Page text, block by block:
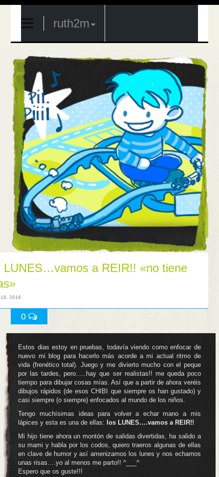
ruth2m
LUNES…vamos a REIR!! «no tiene
2016
0
Estos dias estoy en pruebas, todavía viendo como enfocar de
nuevo mi blog para hacerlo más acorde a mi actual ritmo de
vida (frenético total). Juego y me divierto mucho con el peque
por las tardes, pero…..hay que ser realistas!! me queda poco
tiempo para dibujar cosas mías. Así que a partir de ahora veréis
dibujos rápidos (de esos CHIBI que siempre os han gustado) y
casi siempre (o siempre) enfocados al mundo de los niños.
Tengo muchísimas ideas para volver a echar mano a mis
lápices y esta es una de ellas: los LUNES….vamos a REIR!!
Mi hijo tiene ahora un montón de salidas divertidas, ha salido a
su mami y habla por los codos, quiero traeros algunas de ellas
en clave de humor y así amenizamos los lunes y nos echamos
unas risas….yo al menos me parto!! ^___^
Espero que os guste!!!